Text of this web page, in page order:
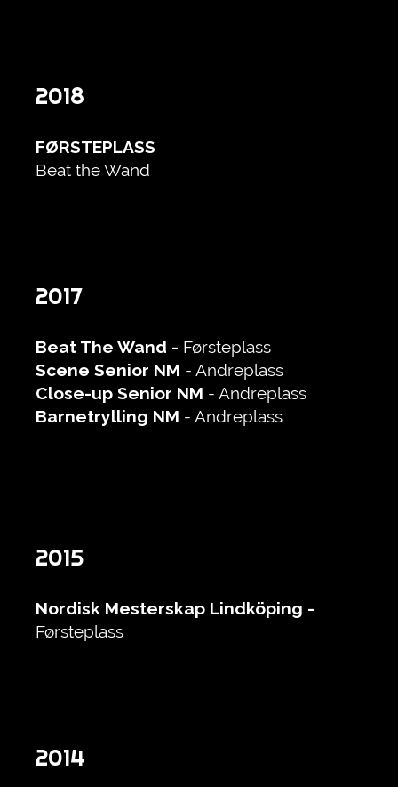
2018
FØRSTEPLASS
Beat the Wand
2017
Beat The Wand - Førsteplass
Scene Senior NM - Andreplass
Close-up Senior NM - Andreplass
Barnetrylling NM - Andreplass
2015
Nordisk Mesterskap Lindköping -
Førsteplass
2014